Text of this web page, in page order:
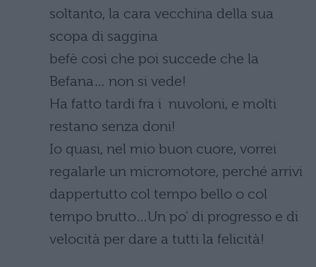
soltanto, la cara vecchina della sua
scopa di saggina
befè così che poi succede che la
Befana… non si vede!
Ha fatto tardi fra i nuvoloni, e molti
restano senza doni!
Io quasi, nel mio buon cuore, vorrei
regalarle un micromotore, perché arrivi
dappertutto col tempo bello o col
tempo brutto…Un po’ di progresso e di
velocità per dare a tutti la felicità!